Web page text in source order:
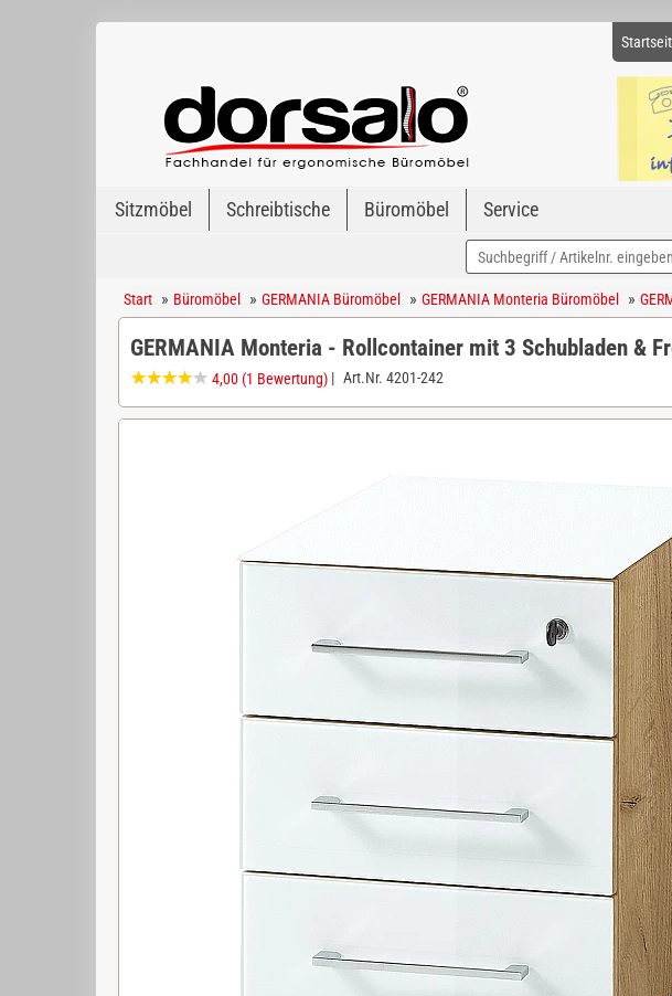
Sitzmöbel Schreibtische Büromöbel Service
Start » Büromöbel » GERMANIA Büromöbel » GERMANIA Monteria Büromöbel »
GERMANIA Monteria - Rollcontainer mit 3 Schubladen &
4,00 (1 Bewertung) | Art.Nr. 4201-242